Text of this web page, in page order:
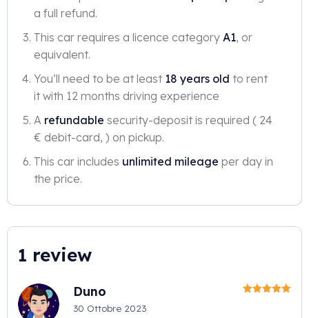
a full refund.
This car requires a licence category A1, or
equivalent.
You’ll need to be at least 18 years old to rent
it with 12 months driving experience
A refundable security-deposit is required ( 24
€ debit-card, ) on pickup.
This car includes unlimited mileage per day in
the price.
1 review
Duno
30 Ottobre 2023